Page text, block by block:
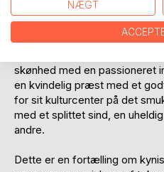
dal med en urgammel
evig lykke.
skønhed med en passioneret
en kvindelig præst med et
for sit kulturcenter på det
med et splittet sind, en
andre.
Dette er en fortælling om
NÆGT